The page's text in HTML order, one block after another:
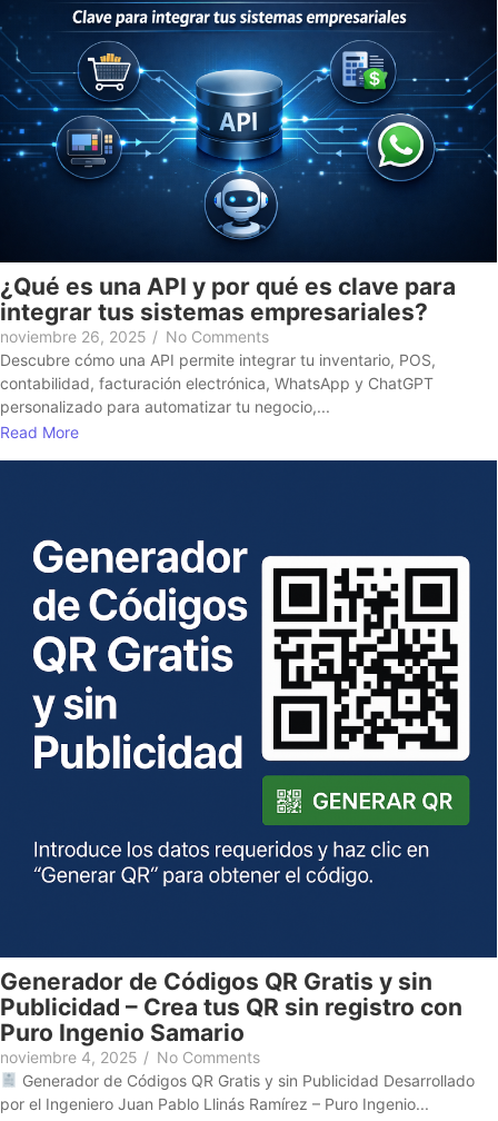
¿Qué es una API y por qué es clave para
integrar tus sistemas empresariales?
noviembre 26, 2025 / No Comments
Descubre cómo una API permite integrar tu inventario, POS,
contabilidad, facturación electrónica, WhatsApp y ChatGPT
personalizado para automatizar tu negocio,...
Read More
Generador de Códigos QR Gratis y sin
Publicidad – Crea tus QR sin registro con
Puro Ingenio Samario
noviembre 4, 2025 / No Comments
Generador de Códigos QR Gratis y sin Publicidad Desarrollado
por el Ingeniero Juan Pablo Llinás Ramírez – Puro Ingenio...